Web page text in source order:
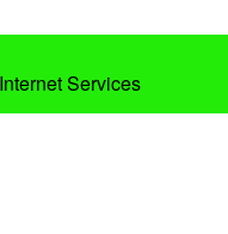
Services